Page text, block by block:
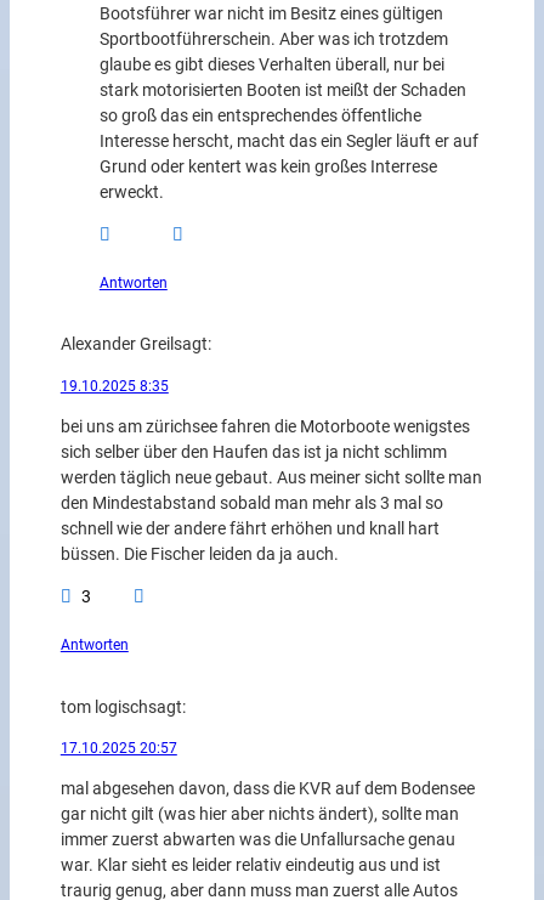
Bootsführer war nicht im Besitz eines gültigen
Sportbootführerschein. Aber was ich trotzdem
glaube es gibt dieses Verhalten überall, nur bei
stark motorisierten Booten ist meißt der Schaden
so groß das ein entsprechendes öffentliche
Interesse herscht, macht das ein Segler läuft er auf
Grund oder kentert was kein großes Interrese
erweckt.
Antworten
Alexander Greilsagt:
19.10.2025 8:35
bei uns am zürichsee fahren die Motorboote wenigstes
sich selber über den Haufen das ist ja nicht schlimm
werden täglich neue gebaut. Aus meiner sicht sollte man
den Mindestabstand sobald man mehr als 3 mal so
schnell wie der andere fährt erhöhen und knall hart
büssen. Die Fischer leiden da ja auch.
3
Antworten
tom logischsagt:
17.10.2025 20:57
mal abgesehen davon, dass die KVR auf dem Bodensee
gar nicht gilt (was hier aber nichts ändert), sollte man
immer zuerst abwarten was die Unfallursache genau
war. Klar sieht es leider relativ eindeutig aus und ist
traurig genug, aber dann muss man zuerst alle Autos